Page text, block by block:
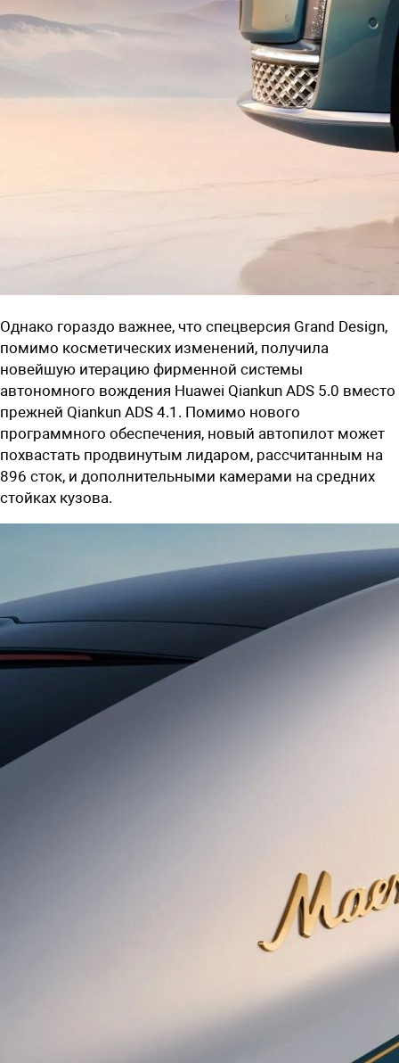
Однако гораздо важнее, что спецверсия Grand Design,
помимо косметических изменений, получила
новейшую итерацию фирменной системы
автономного вождения Huawei Qiankun ADS 5.0 вместо
прежней Qiankun ADS 4.1. Помимо нового
программного обеспечения, новый автопилот может
похвастать продвинутым лидаром, рассчитанным на
896 сток, и дополнительными камерами на средних
стойках кузова.